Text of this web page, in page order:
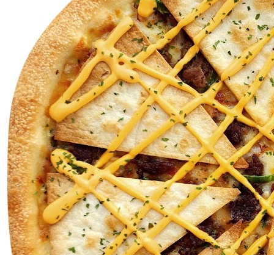
STORE
NEWS
FRANCHISE